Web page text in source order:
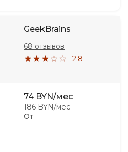
GeekBrains
2.8
68 отзывов
От
74 BYN/мес
186 BYN/мес